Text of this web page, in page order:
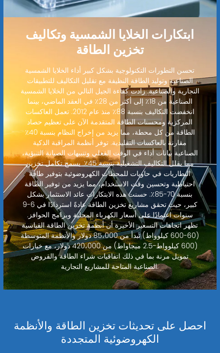
ابتكارات الخلايا الشمسية وتكاليف
تخزين الطاقة
تحسن التطورات التكنولوجية بشكل كبير أداء الخلايا الشمسية
الصناعية وتوليد الطاقة النظيفة مع تقليل التكاليف للتطبيقات
التجارية والصناعية. زادت كفاءة الجيل التالي من الخلايا الشمسية
الصناعية من 18٪ إلى أكثر من 28٪ في العقد الماضي، بينما
انخفضت التكاليف بنسبة 88٪ منذ عام 2012. تعمل العاكسات
المركزية ومحسنات الطاقة المتقدمة الآن على تعظيم حصاد
الطاقة من كل محطة، مما يزيد من إخراج النظام بنسبة 40٪
مقارنة بالعاكسات التقليدية. توفر أنظمة المراقبة الذكية
الصناعية بيانات أداء في الوقت الفعلي وتنبيهات الصيانة التنبؤية،
مما يقلل التكاليف التشغيلية بنسبة 45٪. يسمح تكامل تخزين
البطاريات في حاويات للمحطات الكهروضوئية بتوفير طاقة
احتياطية وتحسين وقت الاستخدام، مما يزيد من توفير الطاقة
بنسبة 70-85٪. حسنت هذه الابتكارات عائد الاستثمار بشكل
كبير، حيث تحقق مشاريع تخزين الطاقة عادةً استردادًا في 6-9
سنوات اعتمادًا على أسعار الكهرباء المحلية وبرامج الحوافز.
تظهر اتجاهات التسعير الأخيرة أن أنظمة تخزين الطاقة القياسية
(60-600 كيلوواط) تبدأ من 85،000 دولار والأنظمة المتوسطة
(600 كيلوواط-2.5 ميجاواط) من 420،000 دولار، مع خيارات
تمويل مرنة بما في ذلك اتفاقيات شراء الطاقة والقروض
الصناعية المتاحة للمشاريع التجارية.
احصل على تحديثات تخزين الطاقة والأنظمة
الكهروضوئية المتجددة